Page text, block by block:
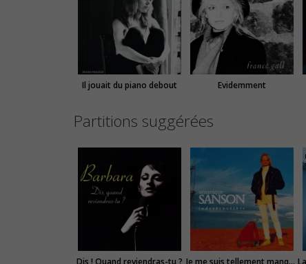
Il jouait du piano debout Evidemment
Partitions suggérées